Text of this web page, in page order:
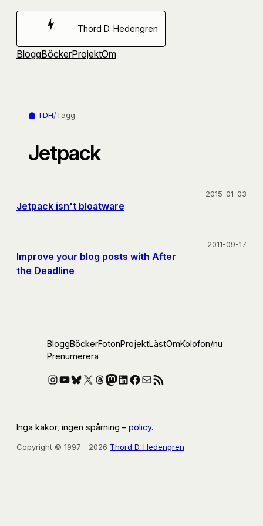
Hoppa
Thord D. Hedengren
BloggBöckerProjektOm
TDH/Tagg
Jetpack
Jetpack isn't bloatware
2015-01-03
Improve your blog posts with After
the Deadline
2011-09-17
BloggBöckerFotonProjektLästOmKolofon/nu
Prenumerera
Instagram
YouTube
Bluesky
X Threads
Mastodon
LinkedIn
Facebook
E-postRSS-flöde
Inga kakor, ingen spårning – policy.
Copyright © 1997—2026 Thord D. Hedengren